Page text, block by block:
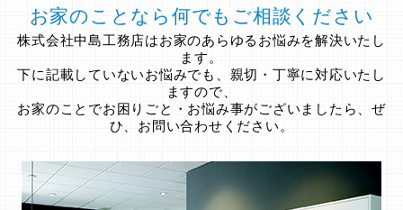
お家のことなら何でもご相談ください
株式会社中島工務店はお家のあらゆるお悩みを解決いたし
ます。
下に記載していないお悩みでも、親切・丁寧に対応いたし
ますので、
お家のことでお困りごと・お悩み事がございましたら、ぜ
ひ、お問い合わせください。